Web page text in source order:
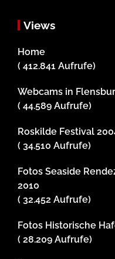
Views
Home
( 412.841 Aufrufe)
Webcams in
( 44.589 Aufrufe)
Roskilde Festival
( 34.510 Aufrufe)
Fotos Seaside
2010
( 32.452 Aufrufe)
Fotos Historische
( 28.209 Aufrufe)